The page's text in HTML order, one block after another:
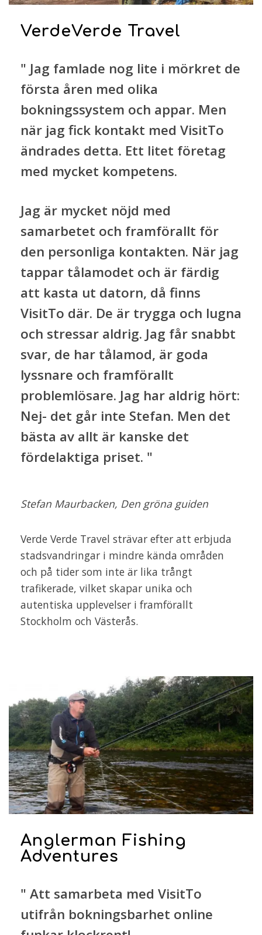
VerdeVerde Travel
" Jag famlade nog lite i mörkret de
första åren med olika
bokningssystem och appar. Men
när jag fick kontakt med VisitTo
ändrades detta. Ett litet företag
med mycket kompetens.
Jag är mycket nöjd med
samarbetet och framförallt för
den personliga kontakten. När jag
tappar tålamodet och är färdig
att kasta ut datorn, då finns
VisitTo där. De är trygga och lugna
och stressar aldrig. Jag får snabbt
svar, de har tålamod, är goda
lyssnare och framförallt
problemlösare. Jag har aldrig hört:
Nej- det går inte Stefan. Men det
bästa av allt är kanske det
fördelaktiga priset. "
Stefan Maurbacken, Den gröna guiden
Verde Verde Travel strävar efter att erbjuda
stadsvandringar i mindre kända områden
och på tider som inte är lika trångt
trafikerade, vilket skapar unika och
autentiska upplevelser i framförallt
Stockholm och Västerås.
Anglerman Fishing
Adventures
" Att samarbeta med VisitTo
utifrån bokningsbarhet online